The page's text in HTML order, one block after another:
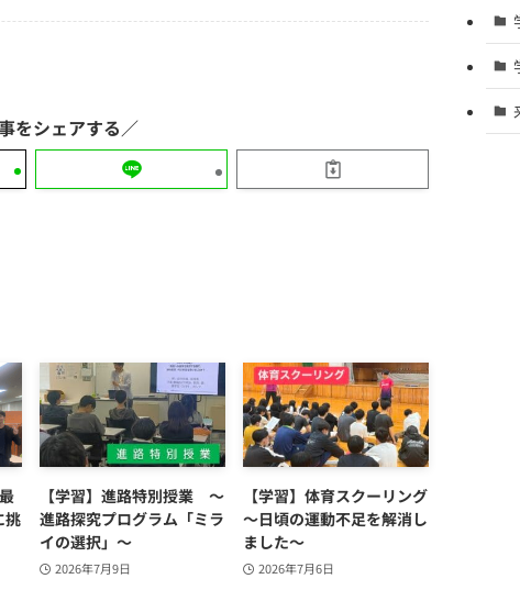
挑
【学習】進路特別授業 ～
進路探究プログラム「ミラ
イの選択」～
2026年7月9日
【学習】体育スクーリング
～日頃の運動不足を解消し
ました～
2026年7月6日